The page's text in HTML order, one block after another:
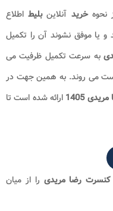
نحوهخرید آنلاینبلیط اطلاع
و یا موفق نشوند آن را تکمیل
به سرعت تکمیل ظرفیت می
می روند. به همین جهت در
مریدی 1405 ارائه شده است تا
کنسرت رضا مریدی را از میان